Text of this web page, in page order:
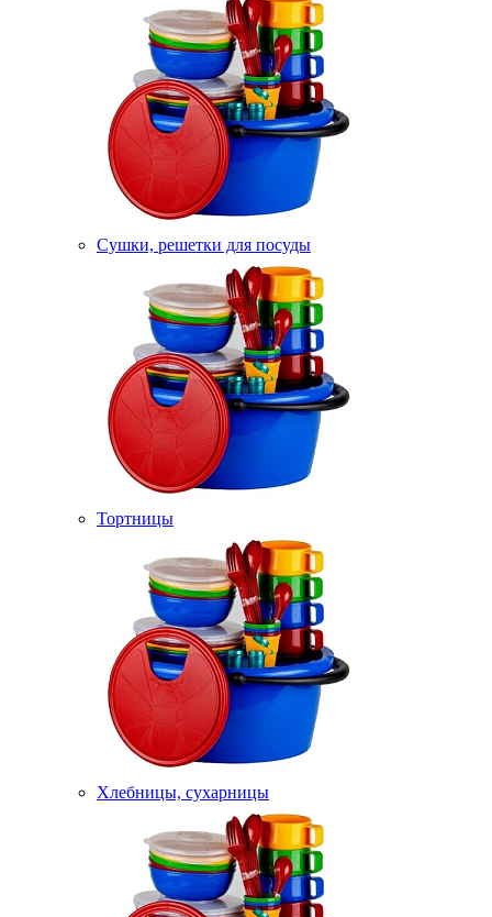
Сушки, решетки для посуды
Тортницы
Хлебницы, сухарницы